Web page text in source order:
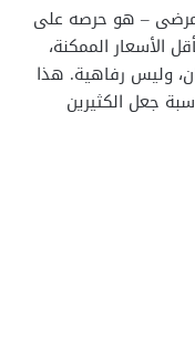
– هو حرصه على
الأسعار الممكنة،
وليس رفاهية. هذا
جعل الكثيرين